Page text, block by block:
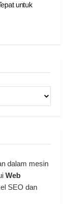
untuk
dalam mesin
Web
SEO dan